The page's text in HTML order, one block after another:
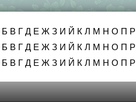
Б В Г Д Е Ж З И Й К Л М Н О П Р
Б В Г Д Е Ж З И Й К Л М Н О П Р
Б В Г Д Е Ж З И Й К Л М Н О П Р